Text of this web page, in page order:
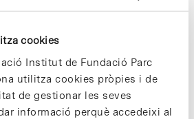
cookies
Institut de Fundació Parc
utilitza cookies pròpies i de
de gestionar les seves
informació perquè accedeixi al
responsables en temps
climàtica
de 2026